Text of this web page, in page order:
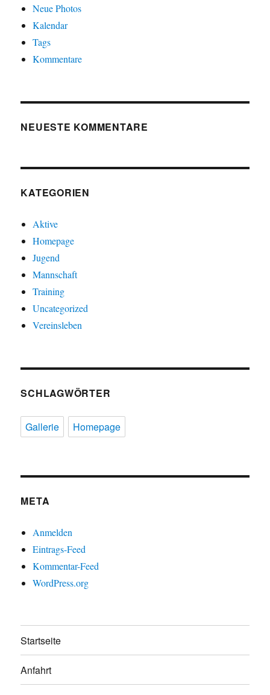
Neue Photos
Kalendar
Tags
Kommentare
NEUESTE KOMMENTARE
KATEGORIEN
Aktive
Homepage
Jugend
Mannschaft
Training
Uncategorized
Vereinsleben
SCHLAGWÖRTER
Gallerie Homepage
META
Anmelden
Eintrags-Feed
Kommentar-Feed
WordPress.org
Startseite
Anfahrt